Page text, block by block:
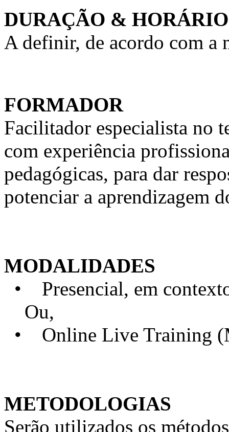
DURAÇÃO & HORÁRIO
A definir, de acordo com a
FORMADOR
Facilitador especialista no
com experiência
pedagógicas, para dar
potenciar a aprendizagem
MODALIDADES
• Presencial, em
Ou,
• Online Live Training
METODOLOGIAS
Serão utilizados os